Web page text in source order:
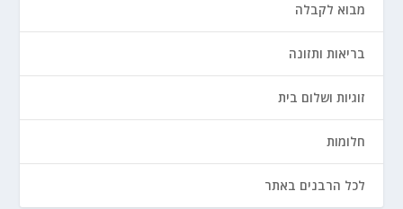
מבוא לקבלה
בריאות ותזונה
זוגיות ושלום בית
חלומות
לכל הרבנים באתר